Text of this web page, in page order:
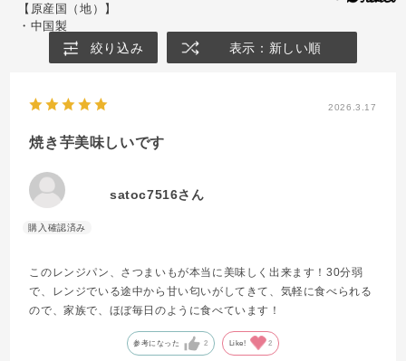
【原産国（地）】
・中国製
絞り込み 表示：新しい順
2026.3.17
焼き芋美味しいです
satoc7516さん
このレンジパン、さつまいもが本当に美味しく出来ます！30分弱
で、レンジでいる途中から甘い匂いがしてきて、気軽に食べられる
ので、家族で、ほぼ毎日のように食べています！
参考になった 2 Like! 2